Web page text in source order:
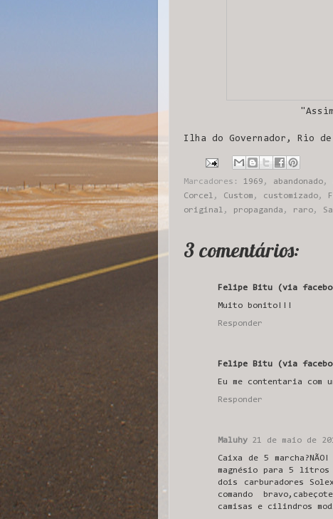
Ilha do Governador, Rio
Marcadores: 1969 , abandonado,
Corcel , Custom , customizado,
original , propaganda , raro,
3 comentários:
Felipe Bitu (via
Muito bonito!!!
Responder
Felipe Bitu (via
Eu me contentaria com
Responder
Maluhy 21 de maio de
Caixa de 5
magnésio para 5
dois carburadores
comando
camisas e cilindros